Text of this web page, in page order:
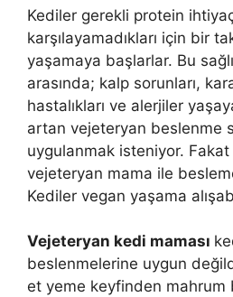
Kediler gerekli protein
karşılayamadıkları için bir
yaşamaya başlarlar. Bu
arasında; kalp sorunları,
hastalıkları ve alerjiler
artan vejeteryan beslenme
uygulanmak isteniyor.
vejeteryan mama ile
Kediler vegan yaşama
Vejeteryan kedi maması
beslenmelerine uygun
et yeme keyfinden mahrum